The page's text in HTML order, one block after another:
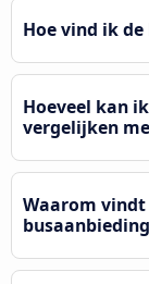
Hoe vind ik
Hoeveel kan
vergelijken
Waarom vindt